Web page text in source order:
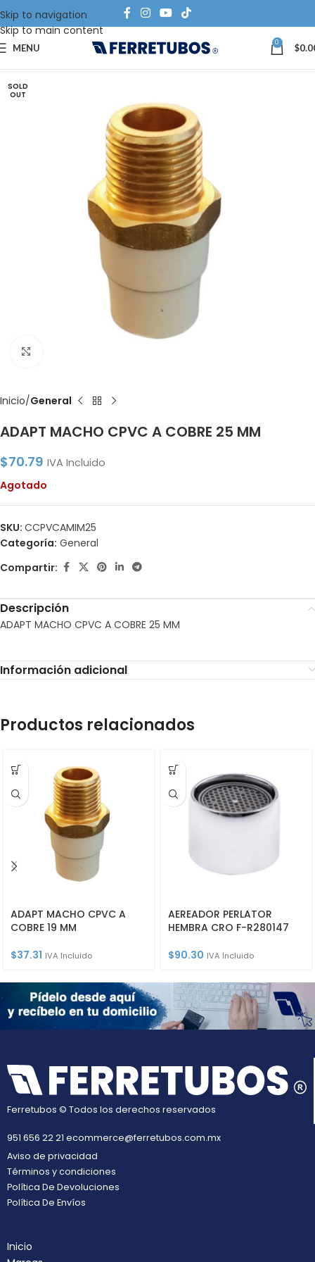
Skip to navigation
Skip to main content
MENU 0 $
SOLD
OUT
Inicio General
ADAPT MACHO CPVC A COBRE 25 MM
$70.79 IVA Incluido
Agotado
SKU: CCPVCAMIM25
Categoría: General
Compartir:
Descripción
ADAPT MACHO CPVC A COBRE 25 MM
Información adicional
Productos relacionados
ADAPT MACHO CPVC A
COBRE 19 MM
$37.31 IVA Incluido
AEREADOR PERLATOR
HEMBRA CRO F-R280147
$90.30 IVA Incluido
Ferretubos © Todos los derechos reservados
951 656 22 21 ecommerce@ferretubos.com.mx
Aviso de privacidad
Términos y condiciones
Política De Devoluciones
Política De Envíos
Inicio